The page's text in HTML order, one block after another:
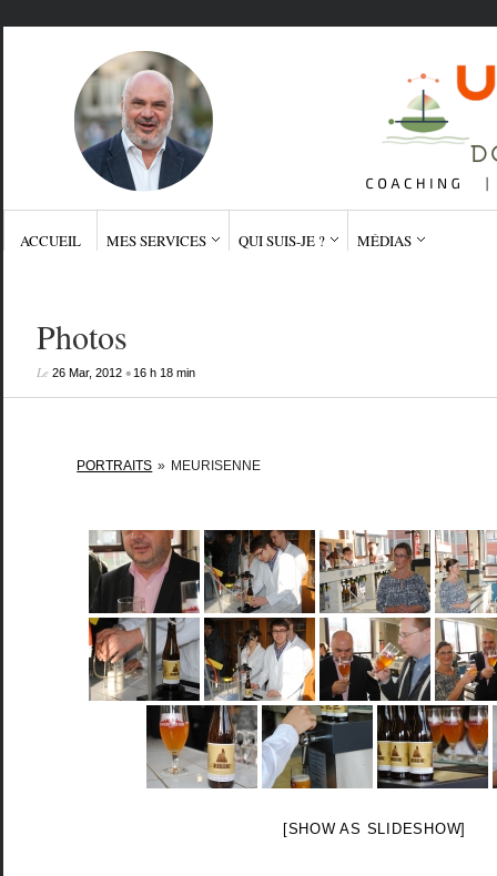
ACCUEIL MES SERVICES QUI SUIS-JE ? MÉDIAS
Photos
Le 26 Mar, 2012• 16 h 18 min
PORTRAITS » MEURISENNE
[SHOW AS SLIDESHOW]